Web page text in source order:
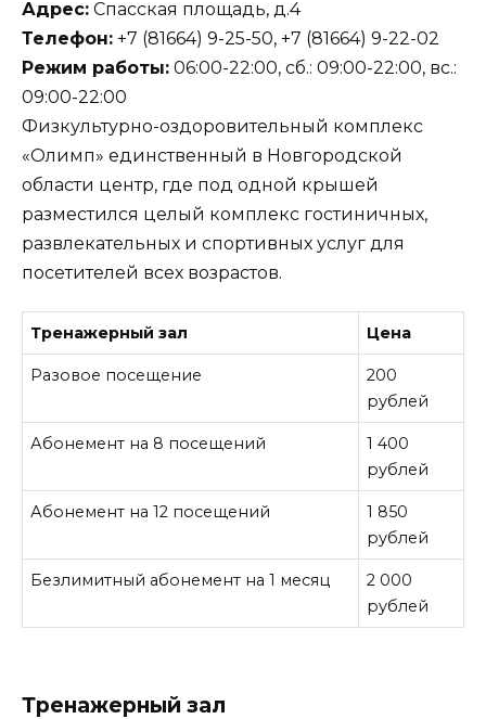
Адрес: Спасская площадь, д.4
Телефон: +7 (81664) 9-25-50, +7 (81664) 9-22-02
Режим работы: 06:00-22:00, сб.: 09:00-22:00, вс.:
09:00-22:00
Физкультурно-оздоровительный комплекс
«Олимп» единственный в Новгородской
области центр, где под одной крышей
разместился целый комплекс гостиничных,
развлекательных и спортивных услуг для
посетителей всех возрастов.
Тренажерный зал Цена
Разовое посещение
200
рублей
Абонемент на 8 посещений
1 400
рублей
Абонемент на 12 посещений
1 850
рублей
Безлимитный абонемент на 1 месяц
2 000
рублей
Тренажерный зал